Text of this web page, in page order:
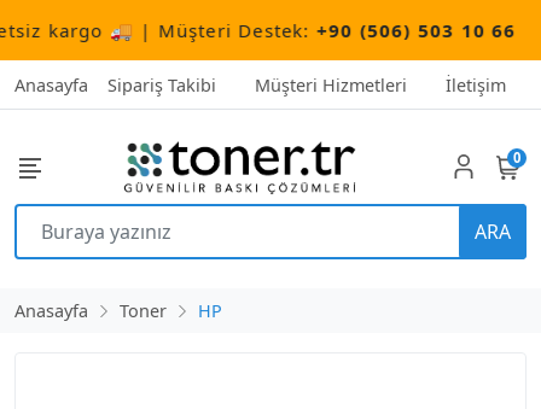
kargo 🚚 | Müşteri Destek:+90 (506) 503 10 66
Anasayfa Sipariş Takibi Müşteri Hizmetleri İletişim
ARA
0
Anasayfa Toner HP